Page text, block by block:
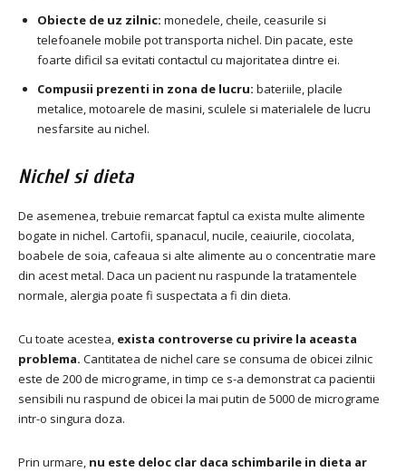
Obiecte de uz zilnic: monedele, cheile, ceasurile si
telefoanele mobile pot transporta nichel. Din pacate, este
foarte dificil sa evitati contactul cu majoritatea dintre ei.
Compusii prezenti in zona de lucru: bateriile, placile
metalice, motoarele de masini, sculele si materialele de lucru
nesfarsite au nichel.
Nichel si dieta
De asemenea, trebuie remarcat faptul ca exista multe alimente
bogate in nichel. Cartofii, spanacul, nucile, ceaiurile, ciocolata,
boabele de soia, cafeaua si alte alimente au o concentratie mare
din acest metal. Daca un pacient nu raspunde la tratamentele
normale, alergia poate fi suspectata a fi din dieta.
Cu toate acestea, exista controverse cu privire la aceasta
problema. Cantitatea de nichel care se consuma de obicei zilnic
este de 200 de micrograme, in timp ce s-a demonstrat ca pacientii
sensibili nu raspund de obicei la mai putin de 5000 de micrograme
intr-o singura doza.
Prin urmare, nu este deloc clar daca schimbarile in dieta ar